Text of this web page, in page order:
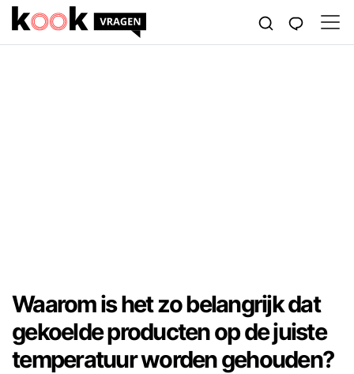
Waarom is het zo belangrijk dat
gekoelde producten op de juiste
temperatuur worden gehouden?